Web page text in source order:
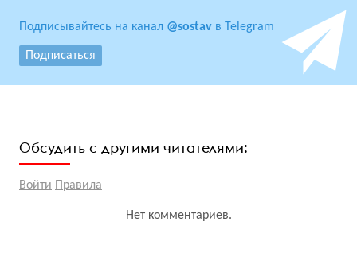
Подписывайтесь на канал @sostav в Telegram
Подписаться
Обсудить с другими читателями:
Войти Правила
Нет комментариев.